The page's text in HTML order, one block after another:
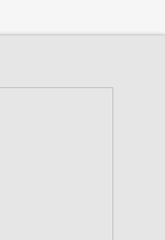
від 3 червня